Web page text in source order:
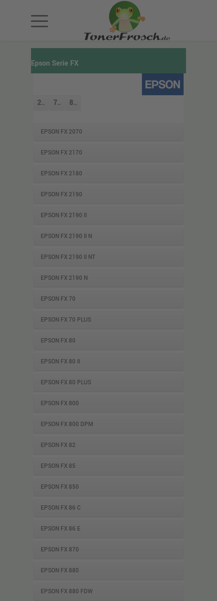
Epson Serie FX
2.. 7.. 8..
EPSON FX 2070
EPSON FX 2170
EPSON FX 2180
EPSON FX 2190
EPSON FX 2190 II
EPSON FX 2190 II N
EPSON FX 2190 II NT
EPSON FX 2190 N
EPSON FX 70
EPSON FX 70 PLUS
EPSON FX 80
EPSON FX 80 II
EPSON FX 80 PLUS
EPSON FX 800
EPSON FX 800 DPM
EPSON FX 82
EPSON FX 85
EPSON FX 850
EPSON FX 86 C
EPSON FX 86 E
EPSON FX 870
EPSON FX 880
EPSON FX 880 FDW